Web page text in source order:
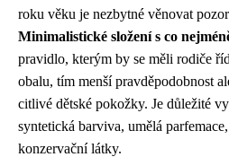
roku věku je nezbytné věnovat
Minimalistické složení s co
pravidlo, kterým by se měli rodiče
obalu, tím menší pravděpodobnost
citlivé dětské pokožky. Je důležité
syntetická barviva, umělá
konzervační látky.